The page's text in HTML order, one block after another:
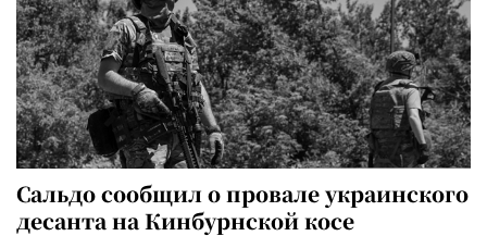
Сальдо сообщил о провале украинского
десанта на Кинбурнской косе